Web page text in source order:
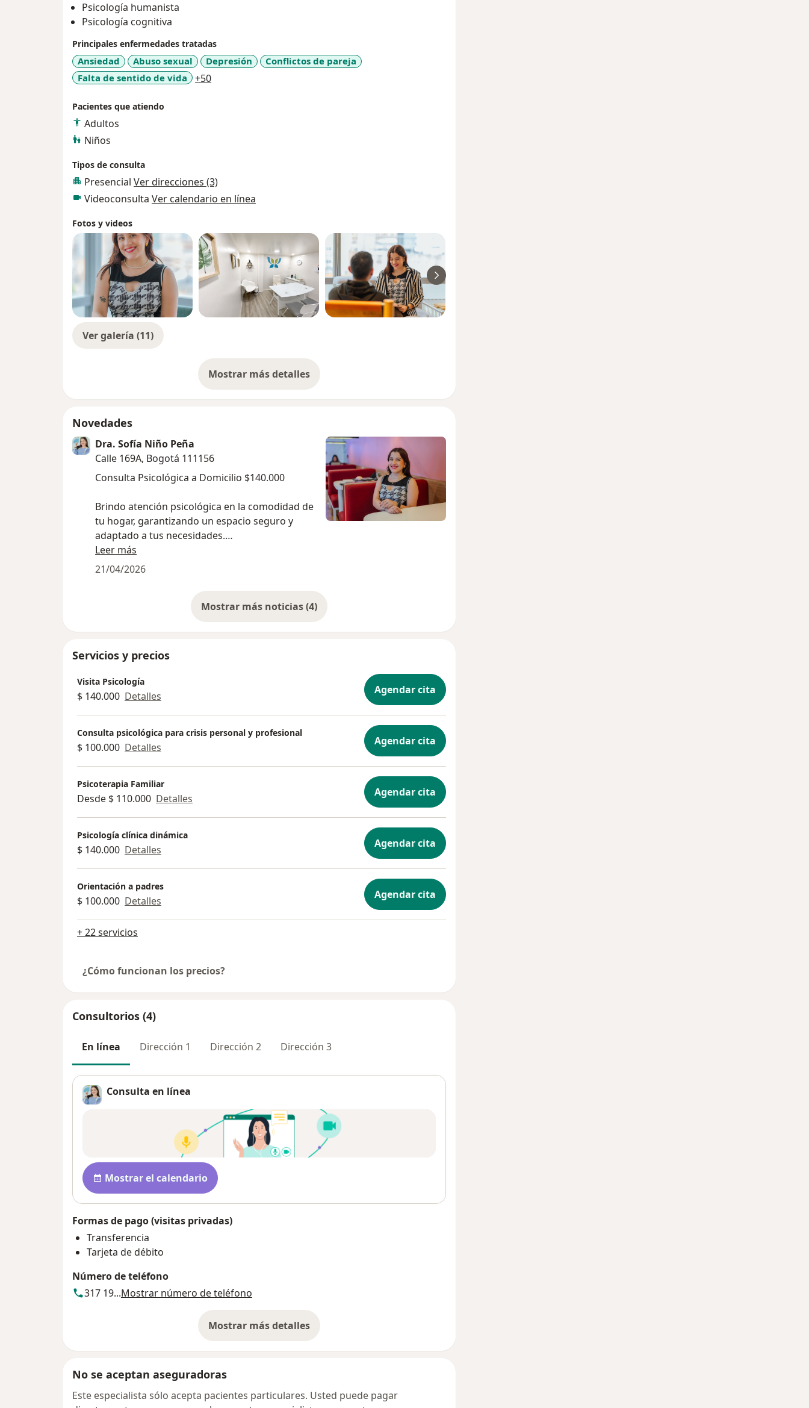
Psicología humanista
Psicología cognitiva
Principales enfermedades tratadas
Ansiedad Abuso sexual Depresión
Conflictos de pareja
Falta de sentido de vida
+50a11y_sr_more_diseases
Pacientes que atiendo
Adultos
Niños
Tipos de consulta
Presencial Ver direcciones (3)
Videoconsulta Ver calendario en línea
Fotos y videos
Ver galería (11)
Mostrar más detalles
sobre la experiencia
Novedades
Dra. Sofía Niño Peña
Calle 169A, Bogotá 111156
Consulta Psicológica a Domicilio $140.000
Brindo atención psicológica en la comodidad de
tu hogar, garantizando un espacio seguro y
adaptado a tus necesidades.
Evaluación, intervención y seguimiento
Enfoque integral y basado en evidencia
Contáctame para más información y agendar tu
cita.
Leer más
21/04/2026
Mostrar más noticias (4)
Servicios y precios
Visita Psicología
$ 140.000 Detalles Agendar cita
Consulta psicológica para crisis personal y profesional
$ 100.000 Detalles Agendar cita
Psicoterapia Familiar
Desde $ 110.000 Detalles Agendar cita
Psicología clínica dinámica
$ 140.000 Detalles Agendar cita
Orientación a padres
$ 100.000 Detalles Agendar cita
+ 22 servicios
¿Cómo funcionan los precios?
Consultorios (4)
En línea Dirección 1 Dirección 2 Dirección 3
Consulta en línea
Disponibilidad
Mostrar el calendario
Formas de pago (visitas privadas)
Transferencia
Tarjeta de débito
Número de teléfono
317 19...Mostrar número de teléfono
Mostrar más detalles
sobre la dirección
No se aceptan aseguradoras
Este especialista sólo acepta pacientes particulares. Usted puede pagar